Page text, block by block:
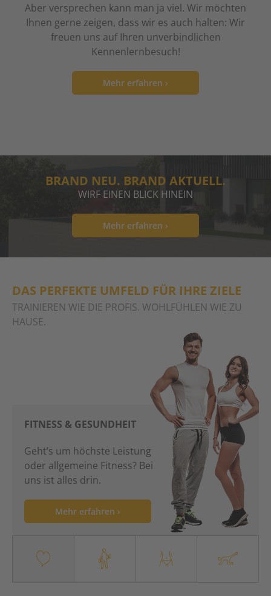
Aber versprechen kann man ja viel. Wir möchten
Ihnen gerne zeigen, dass wir es auch halten: Wir
freuen uns auf Ihren unverbindlichen
Kennenlernbesuch!
Mehr erfahren ›
BRAND NEU. BRAND AKTUELL.
WIRF EINEN BLICK HINEIN
Mehr erfahren ›
DAS PERFEKTE UMFELD FÜR IHRE ZIELE
TRAINIEREN WIE DIE PROFIS. WOHLFÜHLEN WIE ZU
HAUSE.
FITNESS & GESUNDHEIT
Geht’s um höchste Leistung
oder allgemeine Fitness? Bei
uns ist alles drin.
Mehr erfahren ›